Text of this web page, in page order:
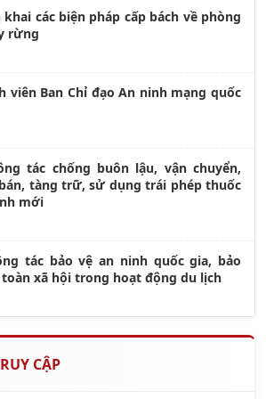
các biện pháp cấp bách về phòng
rừng
viên Ban Chỉ đạo An ninh mạng quốc
tác chống buôn lậu, vận chuyển,
tàng trữ, sử dụng trái phép thuốc
mới
tác bảo vệ an ninh quốc gia, bảo
xã hội trong hoạt động du lịch
CẬP